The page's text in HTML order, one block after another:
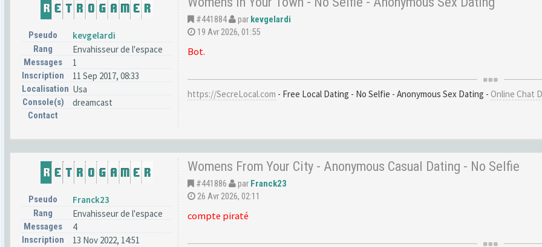
Pseudo kevgelardi
Rang Envahisseur de l'espace
Messages 1
Inscription 11 Sep 2017, 08:33
Localisation Usa
Console(s) dreamcast
Contact
#441884 par kevgelardi
19 Avr 2026, 01:55
Bot.
https://SecreLocal.com - Free Local Dating - No Selfie - Anonymous Sex Dating - Online Chat
Pseudo Franck23
Rang Envahisseur de l'espace
Messages 4
Inscription 13 Nov 2022, 14:51
Womens From Your City - Anonymous Casual Dating - No Selfie
#441886 par Franck23
26 Avr 2026, 02:11
compte piraté